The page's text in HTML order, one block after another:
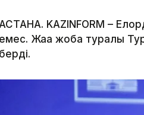
KAZINFORM –
емес. Жаңа жоба туралы
берді.